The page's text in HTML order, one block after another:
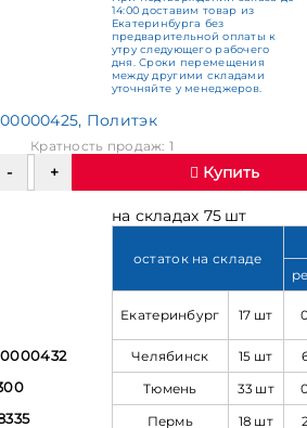
14:00 доставим товар из
Екатеринбурга без
предварительной оплаты к
утру следующего рабочего
дня. Сроки перемещения
между другими складами
уточняйте у менеджеров.
Политэк
Кратность продаж: 1
Купить
на складах 75 шт
остаток на складе
Екатеринбург 17 шт
Челябинск 15 шт
Тюмень
33 шт
Пермь
18 шт